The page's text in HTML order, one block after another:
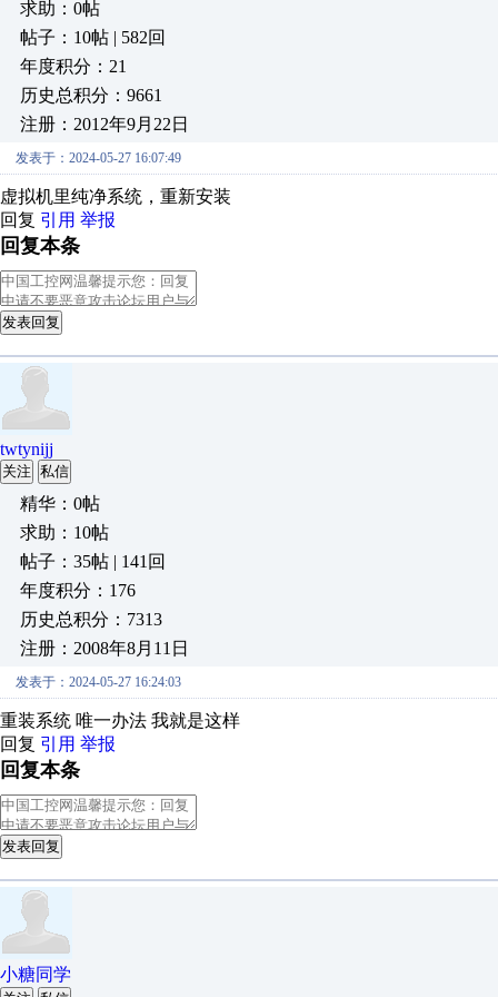
求助：0帖
帖子：10帖 | 582回
年度积分：21
历史总积分：9661
注册：2012年9月22日
发表于：2024-05-27 16:07:49
虚拟机里纯净系统，重新安装
回复 引用 举报
回复本条
发表回复
twtynijj
关注 私信
精华：0帖
求助：10帖
帖子：35帖 | 141回
年度积分：176
历史总积分：7313
注册：2008年8月11日
发表于：2024-05-27 16:24:03
重装系统 唯一办法 我就是这样
回复 引用 举报
回复本条
发表回复
小糖同学